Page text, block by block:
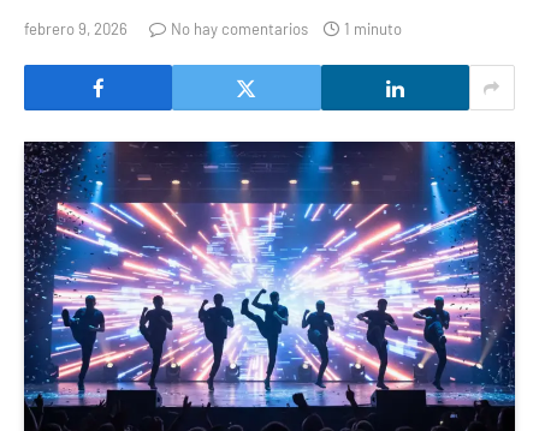
febrero 9, 2026 No hay comentarios 1 minuto